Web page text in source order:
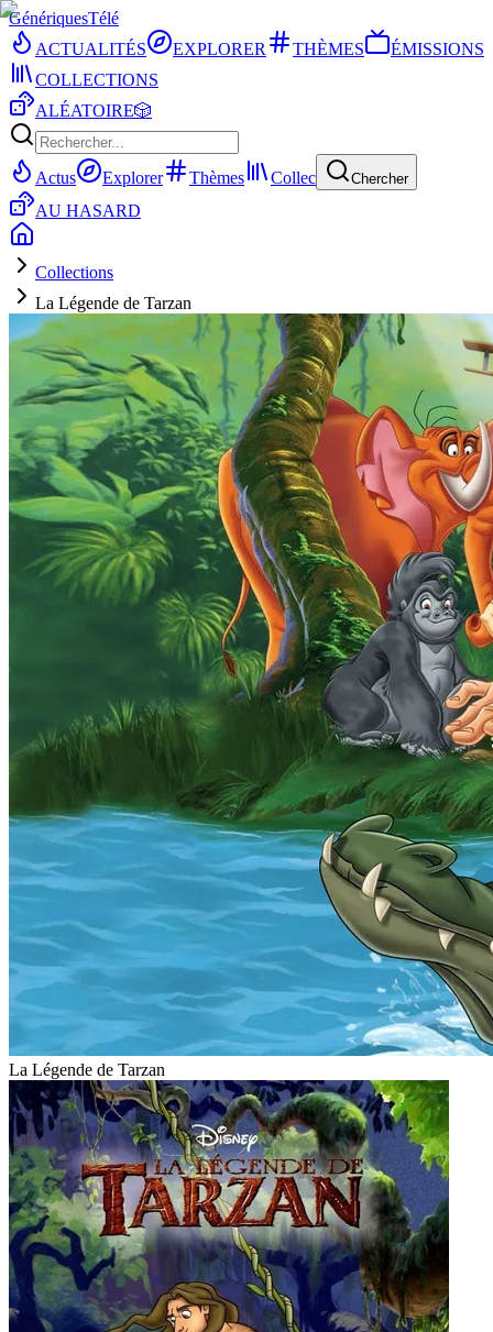
GénériquesTélé
ACTUALITÉS
EXPLORER THÈMES
ÉMISSIONS
COLLECTIONS
ALÉATOIRE🎲
Actus Explorer Thèmes Collec Chercher
AU HASARD
Collections
La Légende de Tarzan
La Légende de Tarzan